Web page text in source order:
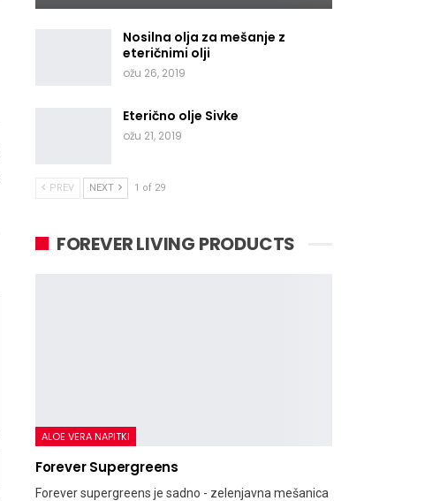
Nosilna olja za mešanje z
eteričnimi olji
ožu 26, 2019
Eterično olje Sivke
ožu 21, 2019
PREV NEXT 1 of 29
FOREVER LIVING PRODUCTS
ALOE VERA NAPITKI
Forever Supergreens
Forever supergreens je sadno - zelenjavna mešanica